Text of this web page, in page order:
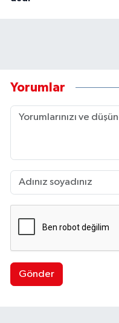
Yorumlar
Gönder